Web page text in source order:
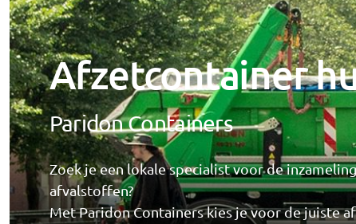
Afzetcontainer
Paridon Containers
Zoek je een lokale specialist voor de
afvalstoffen?
Met Paridon Containers kies je voor de juiste